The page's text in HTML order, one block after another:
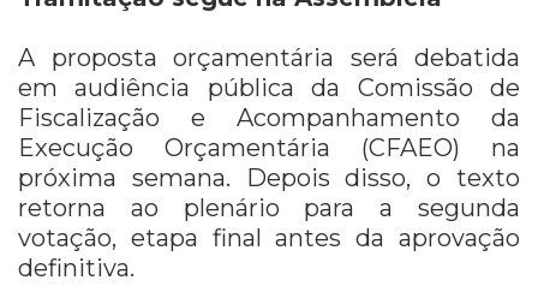
A proposta orçamentária será debatida
em audiência pública da Comissão de
Fiscalização e Acompanhamento da
Execução Orçamentária (CFAEO) na
próxima semana. Depois disso, o texto
retorna ao plenário para a segunda
votação, etapa final antes da aprovação
definitiva.